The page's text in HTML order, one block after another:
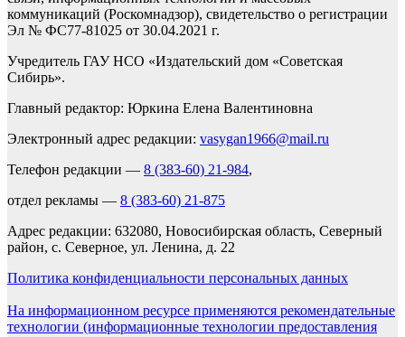
коммуникаций (Роскомнадзор), свидетельство о регистрации
Эл № ФС77-81025 от 30.04.2021 г.
Учредитель ГАУ НСО «Издательский дом «Советская
Сибирь».
Главный редактор: Юркина Елена Валентиновна
Электронный адрес редакции: vasygan1966@mail.ru
Телефон редакции — 8 (383-60) 21-984,
отдел рекламы — 8 (383-60) 21-875
Адрес редакции: 632080, Новосибирская область, Северный
район, с. Северное, ул. Ленина, д. 22
Политика конфиденциальности персональных данных
На информационном ресурсе применяются рекомендательные
технологии (информационные технологии предоставления